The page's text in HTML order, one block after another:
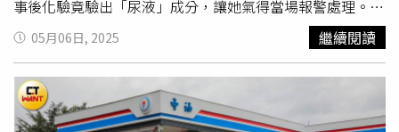
險會比較高，所以她定期會讓孩子去驗尿。根據衛福部官網
資料，當腎臟由於疾病或受傷而不再維持足夠功能時，廢物
和過多的液體會在血液中堆積，最早的前兆是：血壓變高、
尿液成鐵銹或棕色、尿液帶血。若是小便起泡，要小心可能
有蛋白尿；血清肌酸酐，女性大於1.2，男性大於1.4 mg/dl
l 腎絲球過濾率每分鐘小於60cc；頻尿，尤其夜間；排尿困
事後化驗竟驗出「尿液」成分，讓她氣得當場報警處理。女
大生受訪時表示，當時是在朋友的介紹下當該名國二男學生
家教，主要教授國中數學，維持每周2次的頻率，並一路教
到該名學生升上國三。然而今年3月中時，礙於當時於學生
家中授課，基於禮貌不方便在學生家中走來走去，因此拜託
學生協助以保溫瓶裝水。女大生事後驚覺喝下的水有異，拿
05月06日, 2025 繼續閱讀